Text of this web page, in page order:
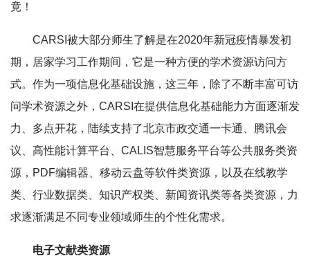
竟！
CARSI被大部分师生了解是在2020年新冠疫情暴发初
期，居家学习工作期间，它是一种方便的学术资源访问方
式。作为一项信息化基础设施，这三年，除了不断丰富可访
问学术资源之外，CARSI在提供信息化基础能力方面逐渐发
力、多点开花，陆续支持了北京市政交通一卡通、腾讯会
议、高性能计算平台、CALIS智慧服务平台等公共服务类资
源，PDF编辑器、移动云盘等软件类资源，以及在线教学
类、行业数据类、知识产权类、新闻资讯类等各类资源，力
求逐渐满足不同专业领域师生的个性化需求。
电子文献类资源